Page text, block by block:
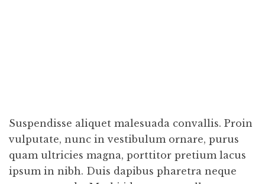
Suspendisse aliquet malesuada convallis. Proin
vulputate, nunc in vestibulum ornare, purus
quam ultricies magna, porttitor pretium lacus
ipsum in nibh. Duis dapibus pharetra neque